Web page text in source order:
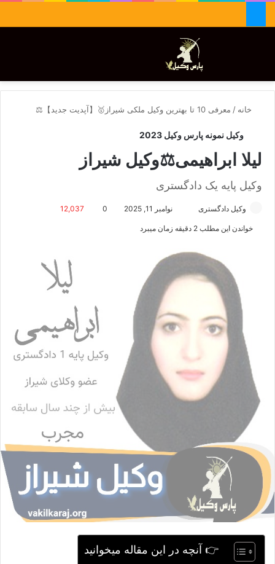
تغییر پوسته
خانه / معرفی 10 تا بهترین وکیل ملکی شیراز🥇【آپدیت جدید】⚖️
وکیل نمونه پارس وکیل 2023
لیلا ابراهیمی⚖️وکیل شیراز
وکیل پایه یک دادگستری
وکیل دادگستری
ا
نوامبر 11, 2025 0
12,037
خواندن این مطلب 2 دقیقه زمان میبرد
👉 آنچه در این مقاله میخوانید